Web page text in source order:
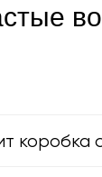
коробка